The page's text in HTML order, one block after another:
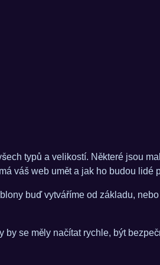
typů a velikostí. Některé jsou
váš web umět a jak ho budou lidé
buď vytváříme od základu,
se měly načítat rychle, být